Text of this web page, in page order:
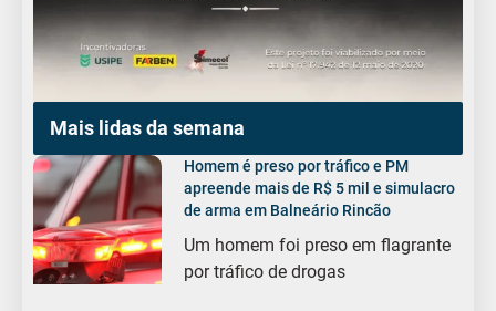
Mais lidas da semana
Homem é preso por tráfico e PM
apreende mais de R$ 5 mil e simulacro
de arma em Balneário Rincão
Um homem foi preso em flagrante
por tráfico de drogas